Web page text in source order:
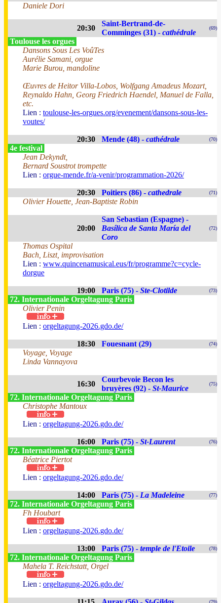
Daniele Dori
20:30
Saint-Bertrand-de-
Comminges (31) - cathédrale
(69)
Toulouse les orgues
Dansons Sous Les VoûTes
Aurélie Samani, orgue
Marie Burou, mandoline
Œuvres de Heitor Villa-Lobos, Wolfgang Amadeus Mozart,
Reynaldo Hahn, Georg Friedrich Haendel, Manuel de Falla,
etc.
Lien : toulouse-les-orgues.org/evenement/dansons-sous-les-
voutes/
20:30 Mende (48) - cathédrale (70)
4e festival
Jean Dekyndt,
Bernard Soustrot trompette
Lien : orgue-mende.fr/a-venir/programmation-2026/
20:30 Poitiers (86) - cathedrale (71)
Olivier Houette, Jean-Baptiste Robin
20:00
San Sebastian (Espagne) -
Basílica de Santa María del
Coro
(72)
Thomas Ospital
Bach, Liszt, improvisation
Lien : www.quincenamusical.eus/fr/programme?c=cycle-
dorgue
19:00 Paris (75) - Ste-Clotilde (73)
72. Internationale Orgeltagung Paris
Olivier Penin
Lien : orgeltagung-2026.gdo.de/
18:30 Fouesnant (29) (74)
Voyage, Voyage
Linda Vannayova
16:30
Courbevoie Becon les
bruyères (92) - St-Maurice
(75)
72. Internationale Orgeltagung Paris
Christophe Mantoux
Lien : orgeltagung-2026.gdo.de/
16:00 Paris (75) - St-Laurent (76)
72. Internationale Orgeltagung Paris
Béatrice Piertot
Lien : orgeltagung-2026.gdo.de/
14:00 Paris (75) - La Madeleine (77)
72. Internationale Orgeltagung Paris
Fh Houbart
Lien : orgeltagung-2026.gdo.de/
13:00 Paris (75) - temple de l'Etoile (78)
72. Internationale Orgeltagung Paris
Mahela T. Reichstatt, Orgel
Lien : orgeltagung-2026.gdo.de/
(79)